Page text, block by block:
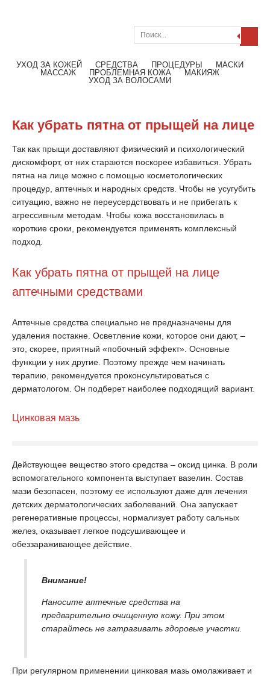
УХОД ЗА КОЖЕЙ СРЕДСТВА ПРОЦЕДУРЫ
МАСКИ
МАССАЖ
ПРОБЛЕМНАЯ КОЖА
МАКИЯЖ
УХОД ЗА ВОЛОСАМИ
Как убрать пятна от прыщей на лице
Так как прыщи доставляют физический и психологический
дискомфорт, от них стараются поскорее избавиться. Убрать
пятна на лице можно с помощью косметологических
процедур, аптечных и народных средств. Чтобы не усугубить
ситуацию, важно не переусердствовать и не прибегать к
агрессивным методам. Чтобы кожа восстановилась в
короткие сроки, рекомендуется применять комплексный
подход.
Как убрать пятна от прыщей на лице
аптечными средствами
Аптечные средства специально не предназначены для
удаления постакне. Осветление кожи, которое они дают, –
это, скорее, приятный «побочный эффект». Основные
функции у них другие. Поэтому прежде чем начинать
терапию, рекомендуется проконсультироваться с
дерматологом. Он подберет наиболее подходящий вариант.
Цинковая мазь
Действующее вещество этого средства – оксид цинка. В роли
вспомогательного компонента выступает вазелин. Состав
мази безопасен, поэтому ее используют даже для лечения
детских дерматологических заболеваний. Она запускает
регенеративные процессы, нормализует работу сальных
желез, оказывает легкое подсушивающее и
обеззараживающее действие.
Внимание!
Наносите аптечные средства на
предварительно очищенную кожу. При этом
старайтесь не затрагивать здоровые участки.
При регулярном применении цинковая мазь омолаживает и